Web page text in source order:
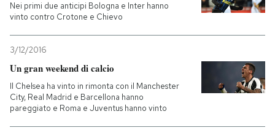
Nei primi due anticipi Bologna e Inter hanno
vinto contro Crotone e Chievo
3/12/2016
Un gran weekend di calcio
Il Chelsea ha vinto in rimonta con il Manchester
City, Real Madrid e Barcellona hanno
pareggiato e Roma e Juventus hanno vinto